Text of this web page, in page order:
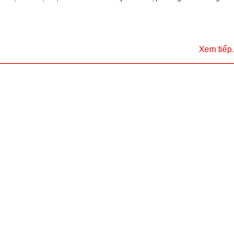
Xem tiếp...